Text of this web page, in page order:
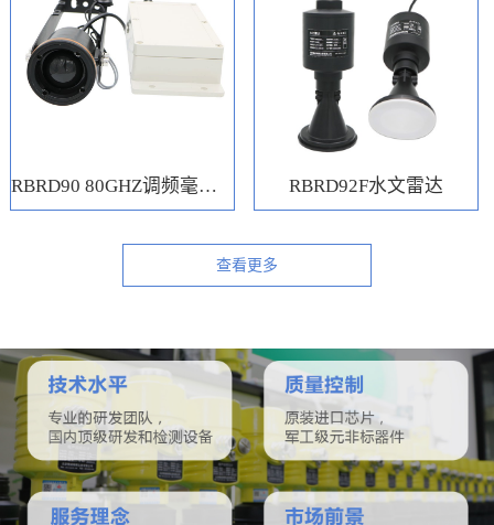
RBRD90 80GHZ调频毫米波水位计 RBRD92F水文雷达
查看更多